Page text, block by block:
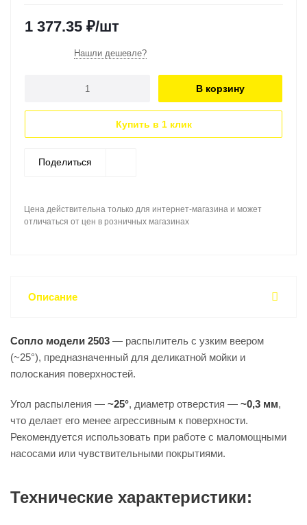
1 377.35 ₽/шт
Нашли дешевле?
В корзину
Купить в 1 клик
Поделиться
Цена действительна только для интернет-магазина и может
отличаться от цен в розничных магазинах
Описание
Сопло модели 2503 — распылитель с узким веером
(~25°), предназначенный для деликатной мойки и
полоскания поверхностей.
Угол распыления — ~25°, диаметр отверстия — ~0,3 мм,
что делает его менее агрессивным к поверхности.
Рекомендуется использовать при работе с маломощными
насосами или чувствительными покрытиями.
Технические характеристики: